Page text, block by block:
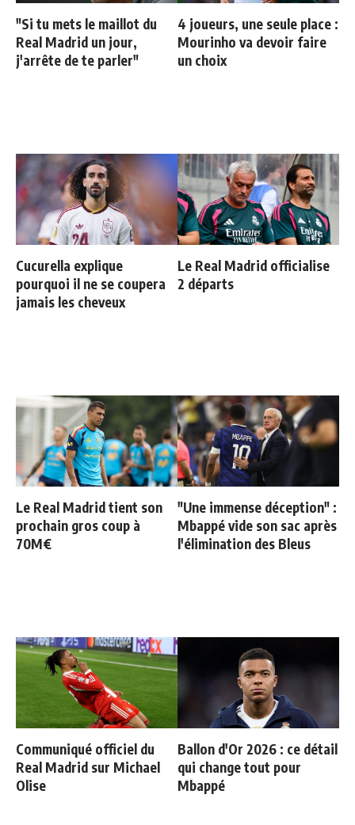
"Si tu mets le maillot du
Real Madrid un jour,
j'arrête de te parler"
4 joueurs, une seule place :
Mourinho va devoir faire
un choix
Cucurella explique
pourquoi il ne se coupera
jamais les cheveux
Le Real Madrid officialise
2 départs
Le Real Madrid tient son
prochain gros coup à
70M€
"Une immense déception" :
Mbappé vide son sac après
l'élimination des Bleus
Communiqué officiel du
Real Madrid sur Michael
Olise
Ballon d'Or 2026 : ce détail
qui change tout pour
Mbappé